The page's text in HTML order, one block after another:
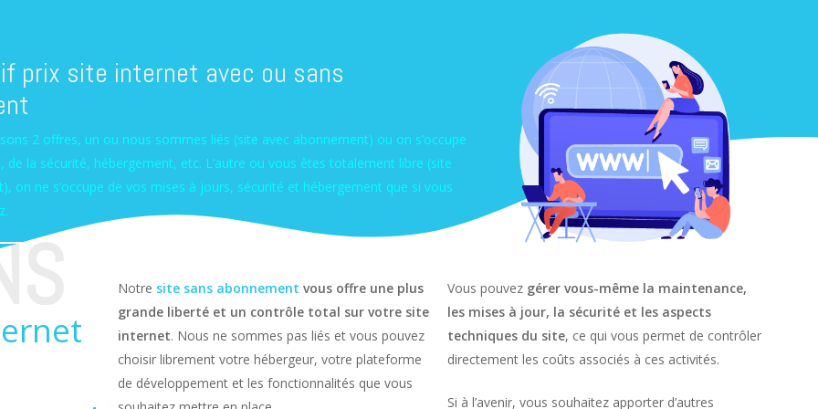
prix site internet avec ou sans
2 offres, un ou nous sommes liés (site avec abonnement) ou on s’occupe
de la sécurité, hébergement, etc. L’autre ou vous êtes totalement libre (site
on ne s’occupe de vos mises à jours, sécurité et hébergement que si vous
Notre site sans abonnement vous offre une plus
grande liberté et un contrôle total sur votre site
internet. Nous ne sommes pas liés et vous pouvez
choisir librement votre hébergeur, votre plateforme
de développement et les fonctionnalités que vous
Vous pouvez gérer vous-même la maintenance,
les mises à jour, la sécurité et les aspects
techniques du site, ce qui vous permet de contrôler
directement les coûts associés à ces activités.
Si à l’avenir, vous souhaitez apporter d’autres